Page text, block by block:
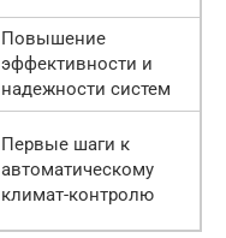
Повышение
эффективности и
надежности систем
Первые шаги к
автоматическому
климат-контролю